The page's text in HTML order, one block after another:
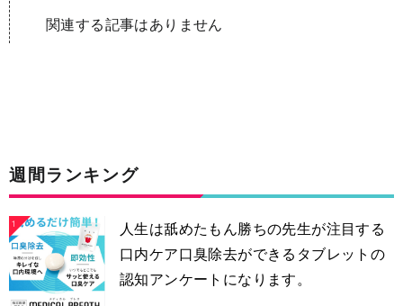
関連する記事はありません
週間ランキング
1
人生は舐めたもん勝ちの先生が注目する
口内ケア口臭除去ができるタブレットの
認知アンケートになります。